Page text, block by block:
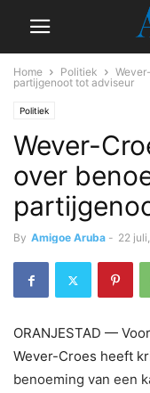
Home Politiek
partijgenoot tot adviseur
Politiek
Wever-
over
By Amigoe Aruba - 22
ORANJESTAD —
Wever-Croes heeft
benoeming van een